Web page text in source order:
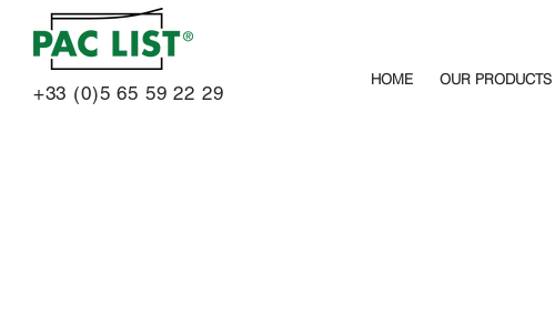
+33 (0)5 65 59 22 29
HOME OUR PRODUCTS